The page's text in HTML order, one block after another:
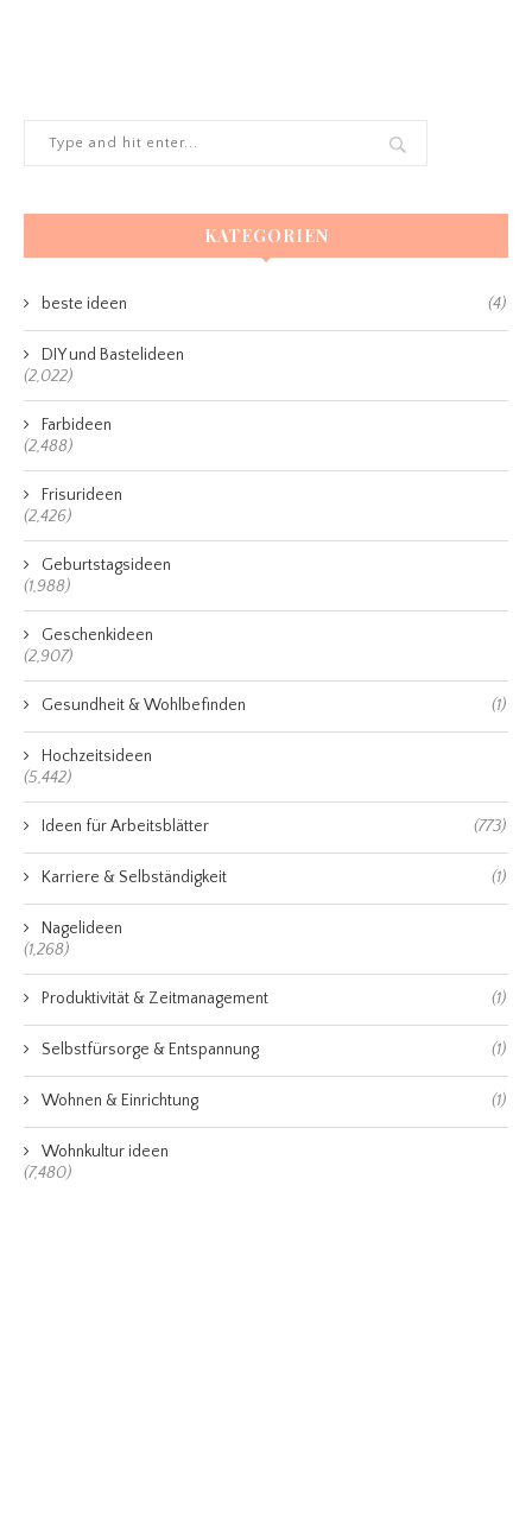
KATEGORIEN
beste ideen (4)
DIY und Bastelideen
(2,022)
Farbideen
(2,488)
Frisurideen
(2,426)
Geburtstagsideen
(1,988)
Geschenkideen
(2,907)
Gesundheit & Wohlbefinden (1)
Hochzeitsideen
(5,442)
Ideen für Arbeitsblätter (773)
Karriere & Selbständigkeit (1)
Nagelideen
(1,268)
Produktivität & Zeitmanagement (1)
Selbstfürsorge & Entspannung (1)
Wohnen & Einrichtung (1)
Wohnkultur ideen
(7,480)